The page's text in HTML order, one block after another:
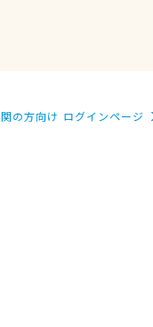
の方向け ログインページ